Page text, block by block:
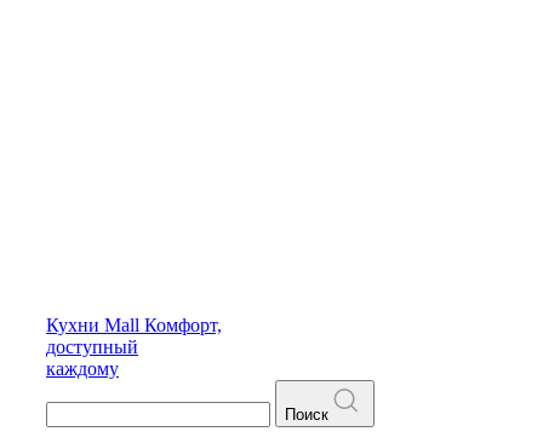
Кухни Mall Комфорт,
доступный
каждому
Поиск